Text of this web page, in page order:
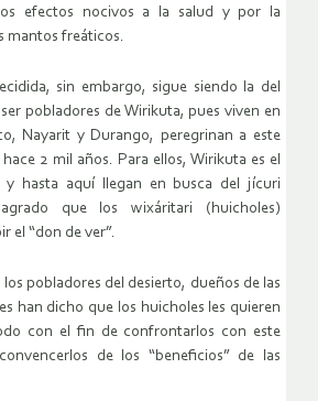
efectos nocivos a la salud y por la
mantos freáticos.
sin embargo, sigue siendo la del
pobladores de Wirikuta, pues viven en
Nayarit y Durango, peregrinan a este
2 mil años. Para ellos, Wirikuta es el
y hasta aquí llegan en busca del jícuri
que los wixáritari (huicholes)
el “don de ver”.
los pobladores del desierto, dueños de las
han dicho que los huicholes les quieren
con el fin de confrontarlos con este
de los “beneficios” de las